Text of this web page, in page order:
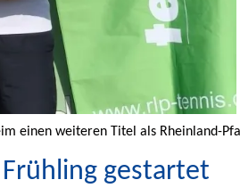
einen weiteren Titel als Rheinland-
gestartet